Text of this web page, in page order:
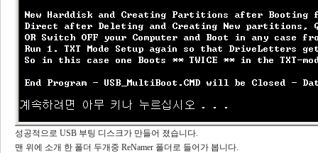
성공적으로 USB 부팅 디스크가 만들어 졌습니다.
맨 위에 소개 한 폴더 두개중 ReNamer 폴더로 들어가 봅니다.